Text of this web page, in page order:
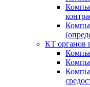
КТ органов